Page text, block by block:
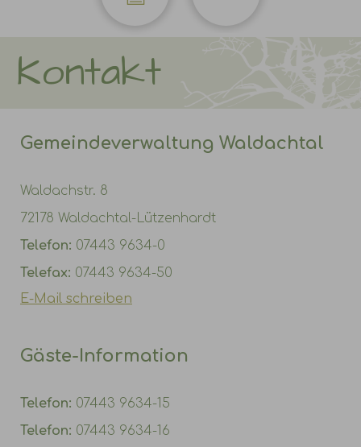
Kontakt
Gemeindeverwaltung Waldachtal
Waldachstr. 8
72178 Waldachtal-Lützenhardt
Telefon: 07443 9634-0
Telefax: 07443 9634-50
E-Mail schreiben
Gäste-Information
Telefon: 07443 9634-15
Telefon: 07443 9634-16